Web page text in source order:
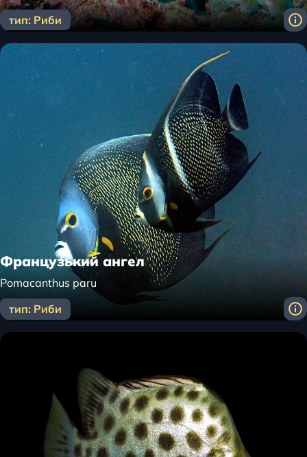
тип: Риби
Французький ангел
Pomacanthus paru
тип: Риби